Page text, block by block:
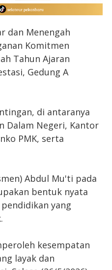
dan Menengah
Komitmen
Tahun Ajaran
Gedung A
di antaranya
Dalam Negeri, Kantor
PMK, serta
Abdul Mu'ti pada
bentuk nyata
yang
kesempatan
layak dan